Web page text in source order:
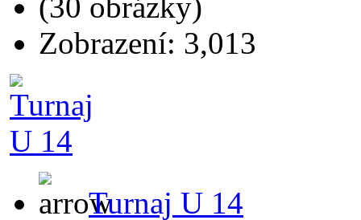
Zobrazení: 3,013
Turnaj U 14